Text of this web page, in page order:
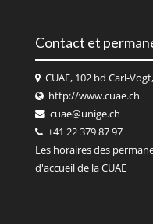
Contact et
CUAE, 102 bd Carl-
http://www.cuae.ch
cuae@unige.ch
+41 22 379 87 97
Les horaires des
d'accueil de laCUAE